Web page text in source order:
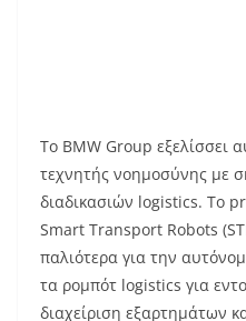
Το BMW Group εξελίσσει
τεχνητής νοημοσύνης με
διαδικασιών logistics. Το
Smart Transport Robots
παλιότερα για την
τα ρομπότ logistics για
διαχείριση εξαρτημάτων